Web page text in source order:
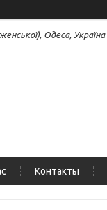
Одеса, Україна
Контакты